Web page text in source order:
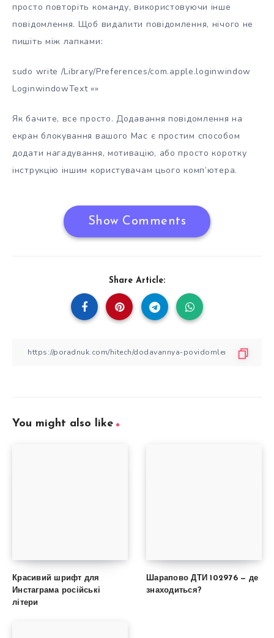
просто повторіть команду, використовуючи інше
повідомлення. Щоб видалити повідомлення, нічого не
пишіть між лапками:
sudo write /Library/Preferences/com.apple.loginwindow
LoginwindowText «»
Як бачите, все просто. Додавання повідомлення на
екран блокування вашого Mac є простим способом
додати нагадування, мотивацію, або просто коротку
інструкцію іншим користувачам цього комп’ютера.
Show Comments
Share Article:
You might also like
Красивий шрифт для
Инстаграма російські
літери
Шарапово ДТИ 102976 — де
знаходиться?